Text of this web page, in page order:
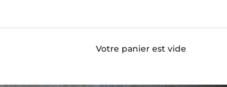
Votre panier est vide